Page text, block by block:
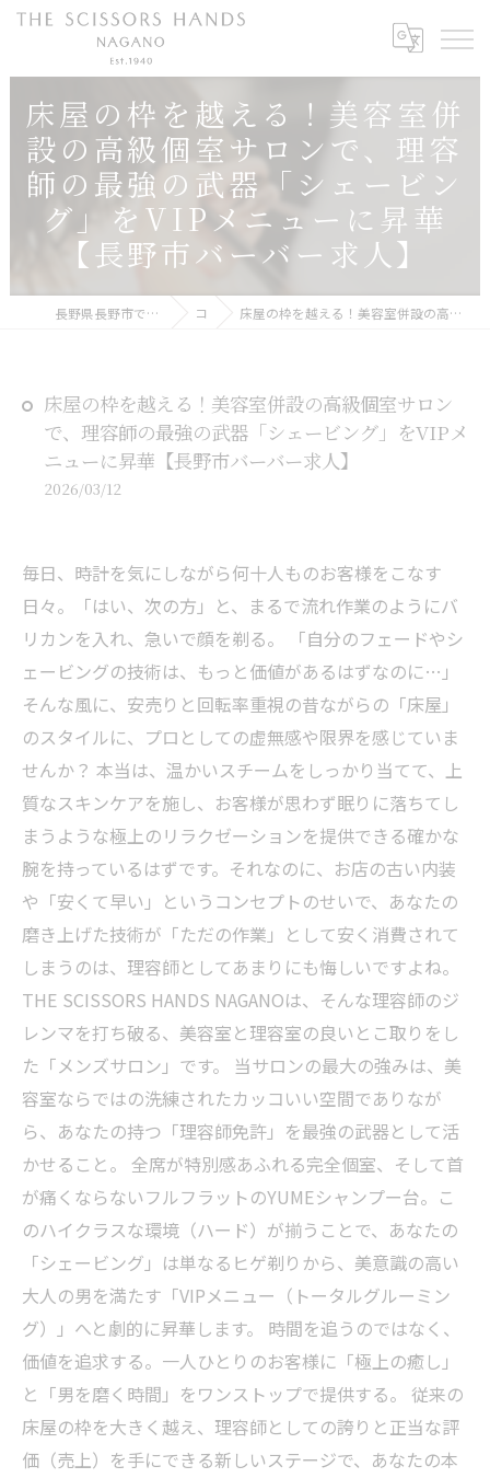
床屋の枠を越える！美容室併
設の高級個室サロンで、理容
師の最強の武器「シェービン
グ」をVIPメニューに昇華
【長野市バーバー求人】
長野県長野市で美容師の求人ならTHE SCISSORS HANDS NAGANO コラム 床屋の枠を越える！美容室併設の高級個室サロンで、理容師の最強の武器「シェービング」をVIPメニューに昇華【長野市バーバー求人】
床屋の枠を越える！美容室併設の高級個室サロン
で、理容師の最強の武器「シェービング」をVIPメ
ニューに昇華【長野市バーバー求人】
2026/03/12
毎日、時計を気にしながら何十人ものお客様をこなす
日々。「はい、次の方」と、まるで流れ作業のようにバ
リカンを入れ、急いで顔を剃る。 「自分のフェードやシ
ェービングの技術は、もっと価値があるはずなのに…」
そんな風に、安売りと回転率重視の昔ながらの「床屋」
のスタイルに、プロとしての虚無感や限界を感じていま
せんか？ 本当は、温かいスチームをしっかり当てて、上
質なスキンケアを施し、お客様が思わず眠りに落ちてし
まうような極上のリラクゼーションを提供できる確かな
腕を持っているはずです。それなのに、お店の古い内装
や「安くて早い」というコンセプトのせいで、あなたの
磨き上げた技術が「ただの作業」として安く消費されて
しまうのは、理容師としてあまりにも悔しいですよね。
THE SCISSORS HANDS NAGANOは、そんな理容師のジ
レンマを打ち破る、美容室と理容室の良いとこ取りをし
た「メンズサロン」です。 当サロンの最大の強みは、美
容室ならではの洗練されたカッコいい空間でありなが
ら、あなたの持つ「理容師免許」を最強の武器として活
かせること。 全席が特別感あふれる完全個室、そして首
が痛くならないフルフラットのYUMEシャンプー台。こ
のハイクラスな環境（ハード）が揃うことで、あなたの
「シェービング」は単なるヒゲ剃りから、美意識の高い
大人の男を満たす「VIPメニュー（トータルグルーミン
グ）」へと劇的に昇華します。 時間を追うのではなく、
価値を追求する。一人ひとりのお客様に「極上の癒し」
と「男を磨く時間」をワンストップで提供する。 従来の
床屋の枠を大きく越え、理容師としての誇りと正当な評
価（売上）を手にできる新しいステージで、あなたの本